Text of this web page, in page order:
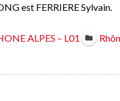
est FERRIERE Sylvain.
ALPES – L01